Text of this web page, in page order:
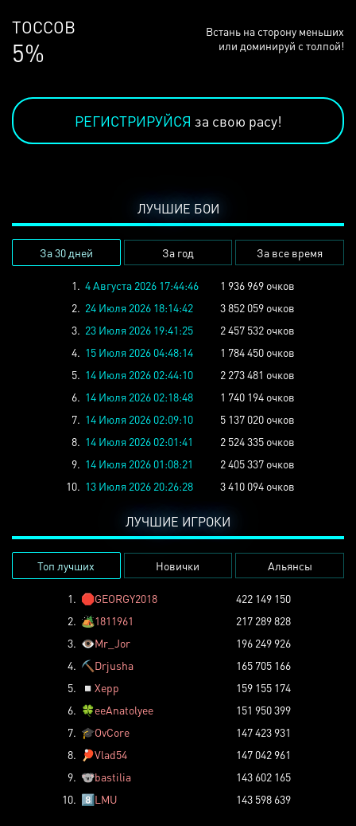
ЛЮДЕЙ
68%
Встань на сторону меньших
или доминируй с толпой!
РЕГИСТРИРУЙСЯ за свою расу!
ЛУЧШИЕ БОИ
За 30 дней За год За все время
1. 4 Августа 2026 17:44:46
1 936 969 очков
2. 24 Июля 2026 18:14:42
3 852 059 очков
3. 23 Июля 2026 19:41:25
2 457 532 очков
4. 15 Июля 2026 04:48:14
1 784 450 очков
5. 14 Июля 2026 02:44:10
2 273 481 очков
6. 14 Июля 2026 02:18:48
1 740 194 очков
7. 14 Июля 2026 02:09:10
5 137 020 очков
8. 14 Июля 2026 02:01:41
2 524 335 очков
9. 14 Июля 2026 01:08:21
2 405 337 очков
10. 13 Июля 2026 20:26:28 3 410 094 очков
ЛУЧШИЕ ИГРОКИ
Топ лучших Новички Альянсы
1. 🛑GEORGY2018
422 149 150
2. 🏕️1811961
217 289 828
3. 👁️Mr_Jor
196 249 926
4. ⛏️ Drjusha
165 705 166
5.
◽ Xepp
159 155 174
6. 🍀eeAnatolyee
151 950 399
7. 🎓OvCore
147 423 931
8.
🏓Vlad54
147 042 961
9. 🐨bastilia
143 602 165
10. 8️⃣LMU 143 598 639